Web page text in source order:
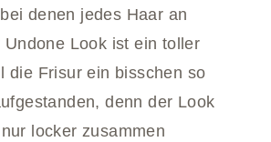
denen jedes Haar an
Look ist ein toller
die Frisur ein bisschen so
denn der Look
locker zusammen